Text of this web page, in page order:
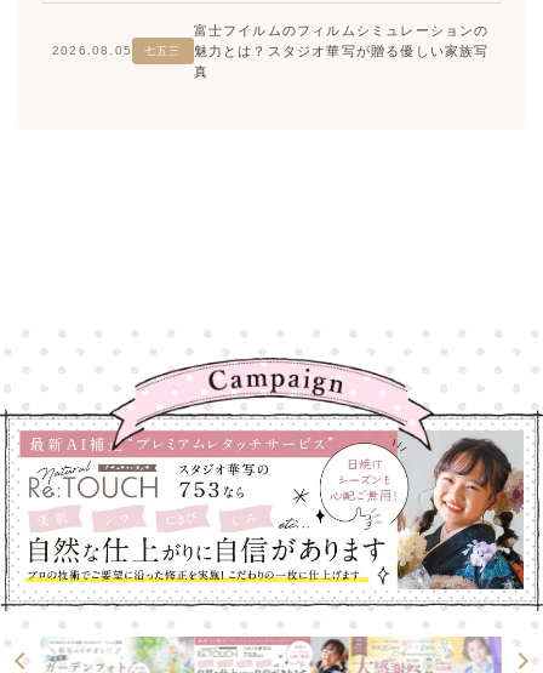
2026.08.05 七五三
富士フイルムのフィルムシミュレーションの
魅力とは？スタジオ華写が贈る優しい家族写
真
高崎店
大宮店
高崎店
大宮店